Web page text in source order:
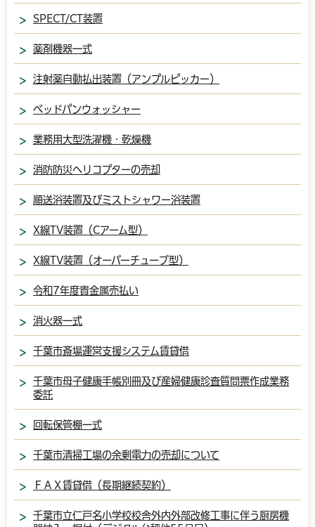
SPECT/CT装置
薬剤機器一式
注射薬自動払出装置（アンプルピッカー）
ベッドパンウォッシャー
業務用大型洗濯機・乾燥機
消防防災ヘリコプターの売却
順送浴装置及びミストシャワー浴装置
X線TV装置（Cアーム型）
X線TV装置（オーバーチューブ型）
令和7年度貴金属売払い
消火器一式
千葉市斎場運営支援システム賃貸借
千葉市母子健康手帳別冊及び産婦健康診査質問票作成業務
委託
回転保管棚一式
千葉市清掃工場の余剰電力の売却について
ＦＡＸ賃貸借（長期継続契約）
千葉市立仁戸名小学校校舎外内外部改修工事に伴う厨房機